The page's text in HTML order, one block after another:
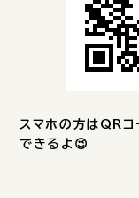
スマホの方はQRコ
できるよ😉